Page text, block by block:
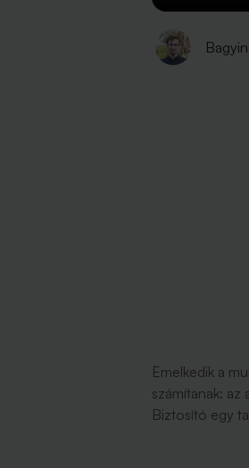
Emelkedik a
számítanak:
Biztosító egy